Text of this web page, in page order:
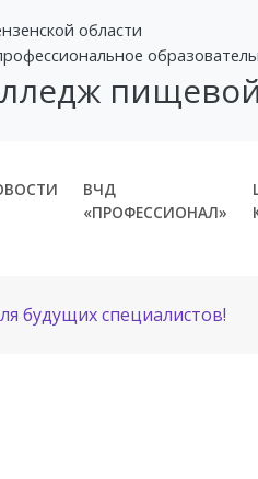
области
ВЧД
«ПРОФЕССИОНАЛ»
будущих специалистов!